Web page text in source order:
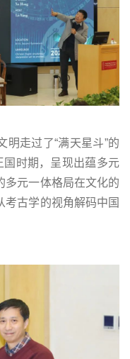
明走过了“满天星斗”的
国时期，呈现出蕴多元
多元一体格局在文化的
考古学的视角解码中国